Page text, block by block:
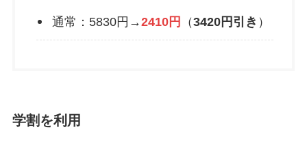
通常：5830円→2410円 （3420円引き ）
学割を利用